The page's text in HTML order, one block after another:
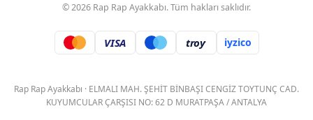
©2026 Rap Rap Ayakkabı. Tüm hakları saklıdır.
VISA troy. iyzico
Rap Rap Ayakkabı · ELMALI MAH. ŞEHİT BİNBAŞI CENGİZ TOYTUNÇ CAD.
KUYUMCULAR ÇARŞISI NO: 62 D MURATPAŞA / ANTALYA